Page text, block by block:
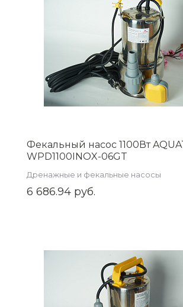
Фекальный насос 1100Вт
WPD1100INOX-06GT
Дренажные и фекальные насосы
6 686.94 руб.